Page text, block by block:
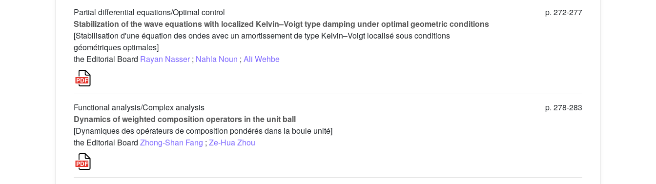
Partial differential equations/Optimal control
Stabilization of the wave equations with localized Kelvin–Voigt type damping under optimal geometric conditions
[Stabilisation d'une équation des ondes avec un amortissement de type Kelvin–Voigt localisé sous conditions
géométriques optimales]
the Editorial Board Rayan Nasser ; Nahla Noun ; Ali Wehbe
p. 272-277
Functional analysis/Complex analysis
Dynamics of weighted composition operators in the unit ball
[Dynamiques des opérateurs de composition pondérés dans la boule unité]
the Editorial Board Zhong-Shan Fang ; Ze-Hua Zhou
p. 278-283